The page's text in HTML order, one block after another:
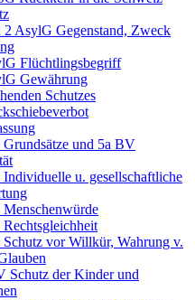
2 AsylG Gegenstand, Zweck
Flüchtlingsbegriff
Gewährung
Schutzes
und 5a BV
u. gesellschaftliche
vor Willkür, Wahrung v.
Schutz der Kinder und